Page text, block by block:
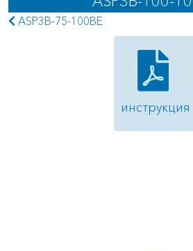
ASP3B-75-100BE
инструкция